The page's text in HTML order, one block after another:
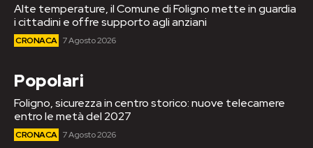
Alte temperature, il Comune di Foligno mette in guardia
i cittadini e offre supporto agli anziani
CRONACA 7 Agosto 2026
Popolari
Foligno, sicurezza in centro storico: nuove telecamere
entro le metà del 2027
CRONACA 7 Agosto 2026